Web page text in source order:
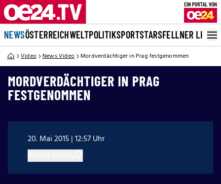
NEWSÖSTERREICHWELTPOLITIKSPORTSTARSFELLNER LIVE
Video News Video Mordverdächtiger in Prag festgenommen
MORDVERDÄCHTIGER IN PRAG
FESTGENOMMEN
20. Mai 2015 | 12:57 Uhr